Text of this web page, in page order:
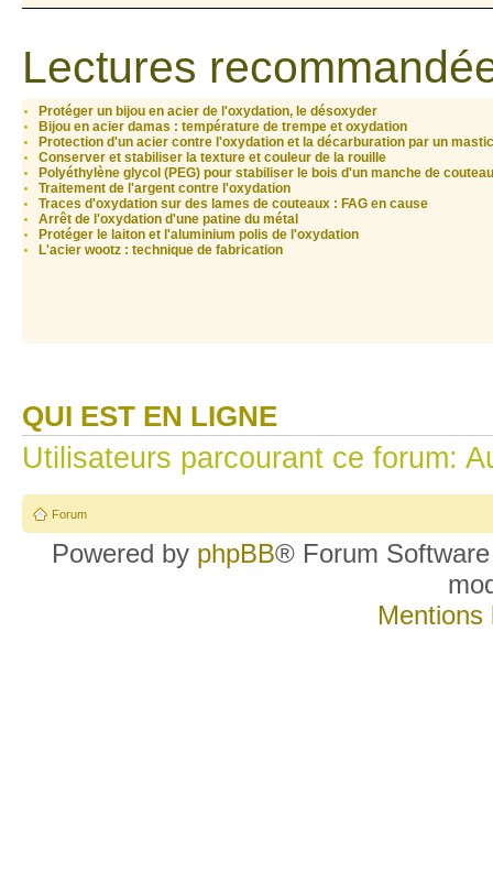
Lectures
Protéger un bijou en acier de l'oxydation, le désoxyder
Bijou en acier damas : température de trempe et oxydation
Protection d'un acier contre l'oxydation et la décarburation par un
Conserver et stabiliser la texture et couleur de la rouille
Polyéthylène glycol (PEG) pour stabiliser le bois d'un manche de couteau
Traitement de l'argent contre l'oxydation
Traces d'oxydation sur des lames de couteaux : FAG en cause
Arrêt de l'oxydation d'une patine du métal
Protéger le laiton et l'aluminium polis de l'oxydation
L'acier wootz : technique de fabrication
QUI EST EN LIGNE
Utilisateurs parcourant ce forum:
Forum
Powered by phpBB® Forum
Mentions